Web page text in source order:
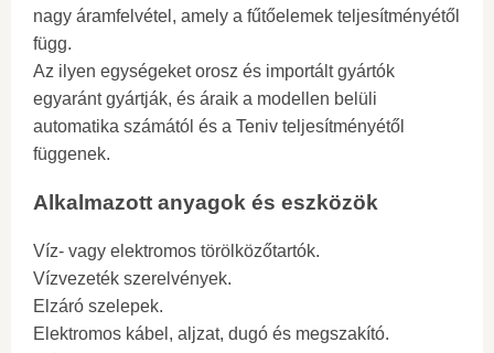
nagy áramfelvétel, amely a fűtőelemek teljesítményétől
függ.
Az ilyen egységeket orosz és importált gyártók
egyaránt gyártják, és áraik a modellen belüli
automatika számától és a Teniv teljesítményétől
függenek.
Alkalmazott anyagok és eszközök
Víz- vagy elektromos törölközőtartók.
Vízvezeték szerelvények.
Elzáró szelepek.
Elektromos kábel, aljzat, dugó és megszakító.